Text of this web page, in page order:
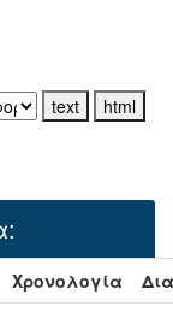
Χρονολογία